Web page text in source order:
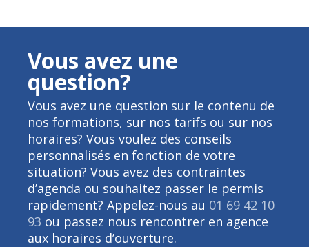
Vous avez une
question?
Vous avez une question sur le contenu de
nos formations, sur nos tarifs ou sur nos
horaires? Vous voulez des conseils
personnalisés en fonction de votre
situation? Vous avez des contraintes
d’agenda ou souhaitez passer le permis
rapidement? Appelez-nous au 01 69 42 10
93 ou passez nous rencontrer en agence
aux horaires d’ouverture.